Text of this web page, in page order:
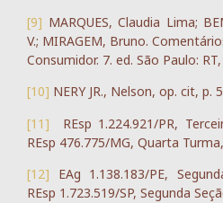
[9] MARQUES, Claudia Lima;
V.; MIRAGEM, Bruno.
Consumidor. 7. ed. São Paulo:
[10] NERY JR., Nelson, op. cit, p.
[11] REsp 1.224.921/PR,
REsp 476.775/MG, Quarta
[12] EAg 1.138.183/PE,
REsp 1.723.519/SP, Segunda